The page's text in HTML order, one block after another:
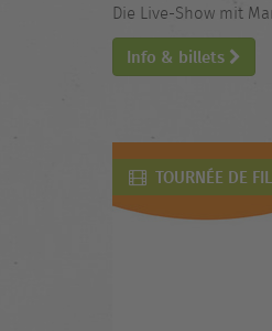
Die Live-Show mit
Info & billets
TOURNÉE DE